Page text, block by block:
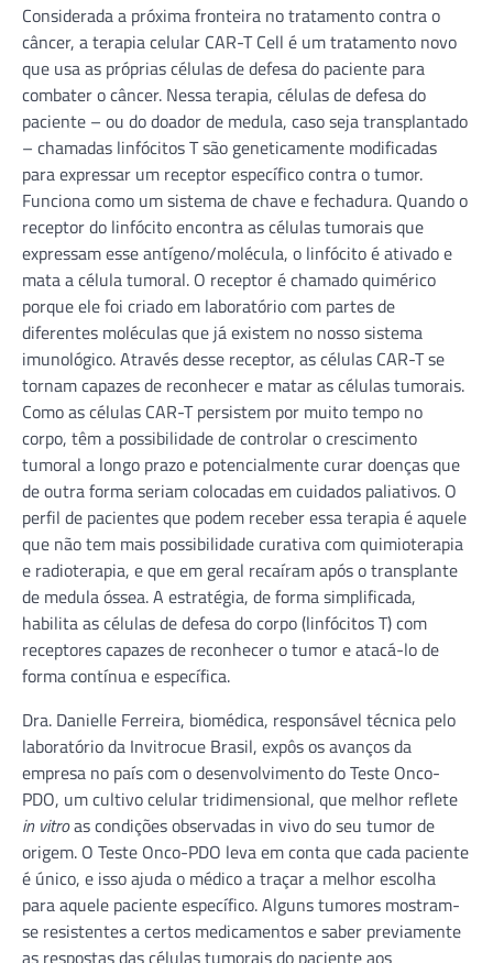
Considerada a próxima fronteira no tratamento contra o
câncer, a terapia celular CAR-T Cell é um tratamento novo
que usa as próprias células de defesa do paciente para
combater o câncer. Nessa terapia, células de defesa do
paciente – ou do doador de medula, caso seja transplantado
– chamadas linfócitos T são geneticamente modificadas
para expressar um receptor específico contra o tumor.
Funciona como um sistema de chave e fechadura. Quando o
receptor do linfócito encontra as células tumorais que
expressam esse antígeno/molécula, o linfócito é ativado e
mata a célula tumoral. O receptor é chamado quimérico
porque ele foi criado em laboratório com partes de
diferentes moléculas que já existem no nosso sistema
imunológico. Através desse receptor, as células CAR-T se
tornam capazes de reconhecer e matar as células tumorais.
Como as células CAR-T persistem por muito tempo no
corpo, têm a possibilidade de controlar o crescimento
tumoral a longo prazo e potencialmente curar doenças que
de outra forma seriam colocadas em cuidados paliativos. O
perfil de pacientes que podem receber essa terapia é aquele
que não tem mais possibilidade curativa com quimioterapia
e radioterapia, e que em geral recaíram após o transplante
de medula óssea. A estratégia, de forma simplificada,
habilita as células de defesa do corpo (linfócitos T) com
receptores capazes de reconhecer o tumor e atacá-lo de
forma contínua e específica.
Dra. Danielle Ferreira, biomédica, responsável técnica pelo
laboratório da Invitrocue Brasil, expôs os avanços da
empresa no país com o desenvolvimento do Teste Onco-
PDO, um cultivo celular tridimensional, que melhor reflete
in vitroas condições observadas in vivo do seu tumor de
origem. O Teste Onco-PDO leva em conta que cada paciente
é único, e isso ajuda o médico a traçar a melhor escolha
para aquele paciente específico. Alguns tumores mostram-
se resistentes a certos medicamentos e saber previamente
as respostas das células tumorais do paciente aos